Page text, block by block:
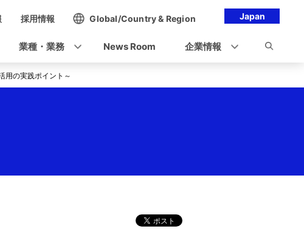
Japan
採用情報 Global/Country & Region
業種・業務 News Room 企業情報
用の実践ポイント～